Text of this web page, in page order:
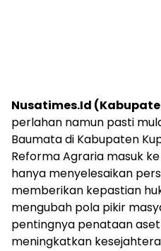
Nusatimes.Id
perlahan namun pasti
Baumata di Kabupaten
Reforma Agraria masuk
hanya menyelesaikan
memberikan kepastian
mengubah pola pikir
pentingnya penataan
meningkatkan